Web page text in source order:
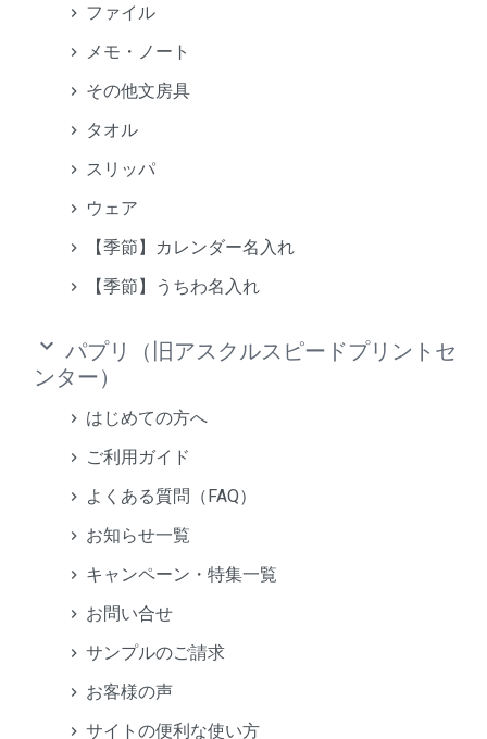
ファイル
メモ・ノート
その他文房具
タオル
スリッパ
ウェア
【季節】カレンダー名入れ
【季節】うちわ名入れ
keyboard_arrow_down パプリ（旧アスクルスピードプリントセ
ンター）
はじめての方へ
ご利用ガイド
よくある質問（FAQ）
お知らせ一覧
キャンペーン・特集一覧
お問い合せ
サンプルのご請求
お客様の声
サイトの便利な使い方